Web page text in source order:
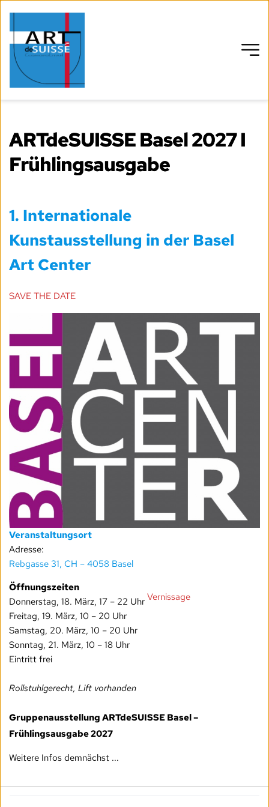
ARTdeSUISSE Basel 2027 I
Frühlingsausgabe
1. Internationale
Kunstausstellung in der Basel
Art Center
SAVE THE DATE
Veranstaltungsort
Adresse:
Rebgasse 31, CH – 4058 Basel
Öffnungszeiten
Donnerstag, 18. März, 17 – 22 Uhr Vernissage
Freitag, 19. März, 10 – 20 Uhr
Samstag, 20. März, 10 – 20 Uhr
Sonntag, 21. März, 10 – 18 Uhr
Eintritt frei
Rollstuhlgerecht, Lift vorhanden
Gruppenausstellung ARTdeSUISSE Basel –
Frühlingsausgabe 2027
Weitere Infos demnächst ...